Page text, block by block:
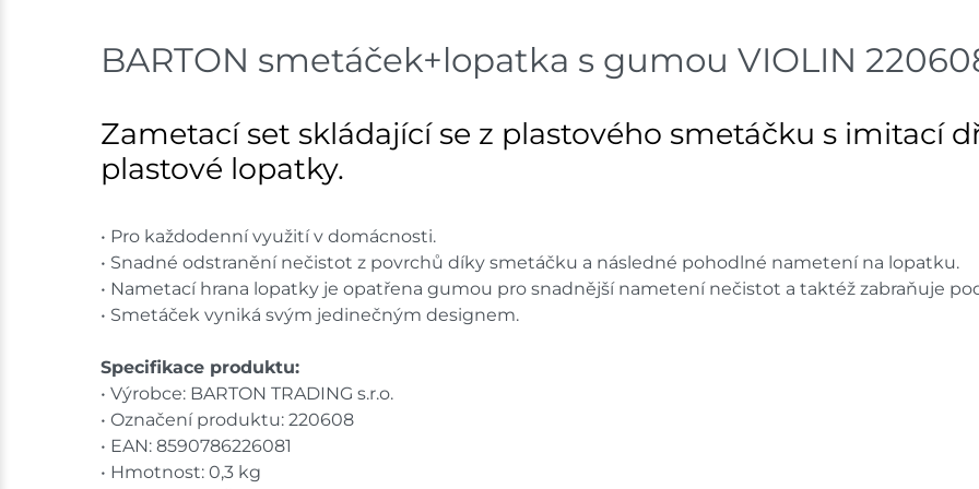
Mohelnice
Nové Město
BARTON smetáček+lopatka s gumou VIOLIN
Zametací set skládající se z plastového smetáčku s imitací
plastové lopatky.
• Pro každodenní využití v domácnosti.
• Snadné odstranění nečistot z povrchů díky smetáčku a následné pohodlné nametení na lopatku.
• Nametací hrana lopatky je opatřena gumou pro snadnější nametení nečistot a taktéž zabraňuje
• Smetáček vyniká svým jedinečným designem.
Specifikace produktu:
• Výrobce: BARTON TRADING s.r.o.
• Označení produktu: 220608
• EAN: 8590786226081
• Hmotnost: 0,3 kg